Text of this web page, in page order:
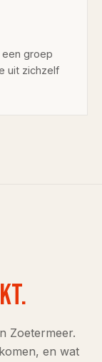
groep
uit zichzelf
Zoetermeer.
en wat